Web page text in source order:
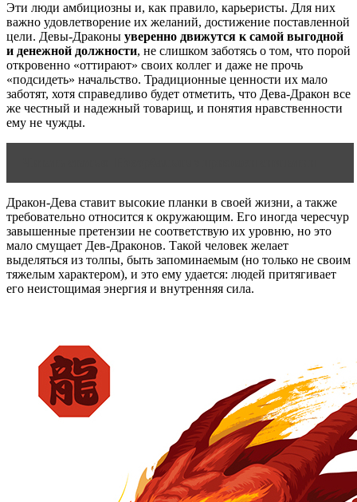
Эти люди амбициозны и, как правило, карьеристы. Для них
важно удовлетворение их желаний, достижение поставленной
цели. Девы-Драконы уверенно движутся к самой выгодной
и денежной должности, не слишком заботясь о том, что порой
откровенно «оттирают» своих коллег и даже не прочь
«подсидеть» начальство. Традиционные ценности их мало
заботят, хотя справедливо будет отметить, что Дева-Дракон все
же честный и надежный товарищ, и понятия нравственности
ему не чужды.
Дракон-Дева ставит высокие планки в своей жизни, а также
требовательно относится к окружающим. Его иногда чересчур
завышенные претензии не соответствую их уровню, но это
мало смущает Дев-Драконов. Такой человек желает
выделяться из толпы, быть запоминаемым (но только не своим
тяжелым характером), и это ему удается: людей притягивает
его неистощимая энергия и внутренняя сила.